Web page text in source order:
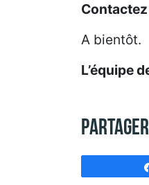
A bientôt.
L’équipe